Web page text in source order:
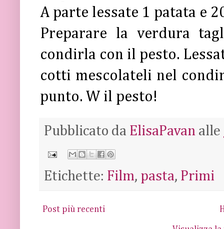
A parte lessate 1 patata e
Preparare la verdura
condirla con il pesto.
cotti mescolateli nel
punto. W il pesto!
Pubblicato da ElisaPavan alle
Etichette: Film, pasta, Primi
Post più recenti